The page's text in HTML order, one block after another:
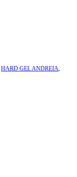
HARD GEL ANDREIA,